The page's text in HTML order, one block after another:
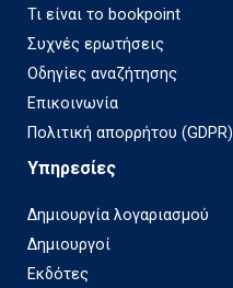
Τι είναι το bookpoint
Συχνές ερωτήσεις
Οδηγίες αναζήτησης
Επικοινωνία
Πολιτική απορρήτου (GDPR)
Υπηρεσίες
Δημιουργία λογαριασμού
Δημιουργοί
Εκδότες